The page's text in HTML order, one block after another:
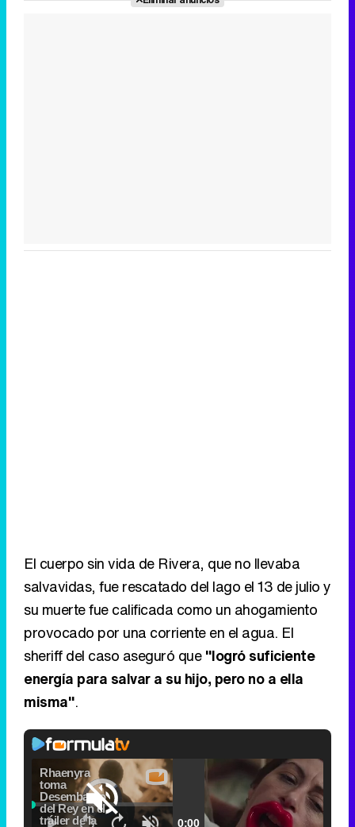
El cuerpo sin vida de Rivera, que no llevaba
salvavidas, fue rescatado del lago el 13 de julio y
su muerte fue calificada como un ahogamiento
provocado por una corriente en el agua. El
sheriff del caso aseguró que"logró suficiente
energía para salvar a su hijo, pero no a ella
misma".
Video
Player
is
loading.
Current
0:00 / Duration
2:24
Loaded:
5.31%
Remaining
2:24
Picture-
in-